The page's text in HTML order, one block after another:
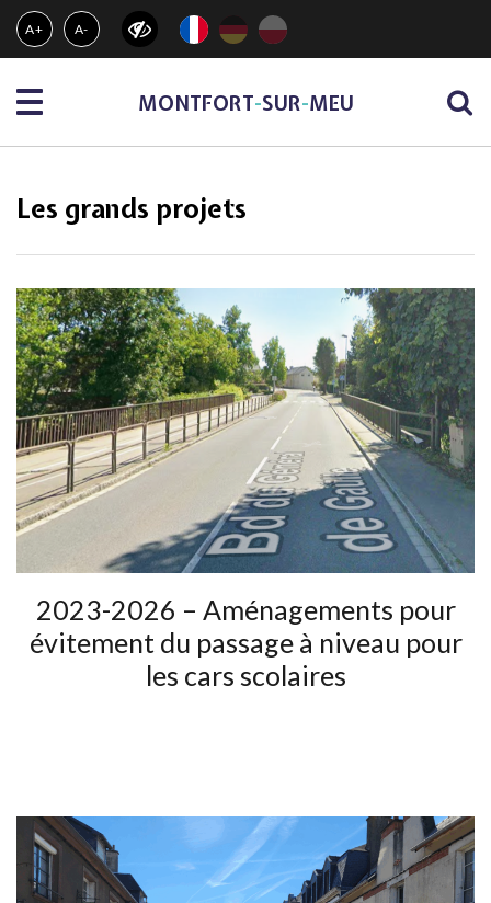
Gestion des traceurs
A+ A-
Menu MONTFORT-SUR-MEU
Les grands projets
2023-2026 – Aménagements pour
évitement du passage à niveau pour
les cars scolaires